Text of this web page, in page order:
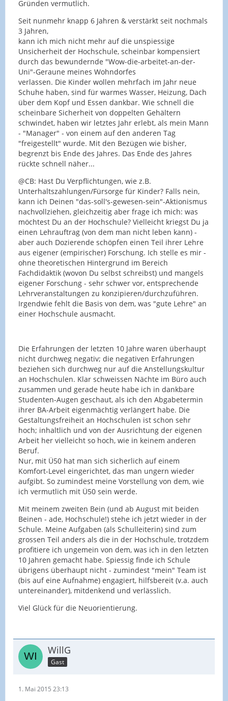
Gründen vermutlich.
Seit nunmehr knapp 6 Jahren & verstärkt seit nochmals
3 Jahren,
kann ich mich nicht mehr auf die unspiessige
Unsicherheit der Hochschule, scheinbar kompensiert
durch das bewundernde "Wow-die-arbeitet-an-der-
Uni"-Geraune meines Wohndorfes
verlassen. Die Kinder wollen mehrfach im Jahr neue
Schuhe haben, sind für warmes Wasser, Heizung, Dach
über dem Kopf und Essen dankbar. Wie schnell die
scheinbare Sicherheit von doppelten Gehältern
schwindet, haben wir letztes Jahr erlebt, als mein Mann
- "Manager" - von einem auf den anderen Tag
"freigestellt" wurde. Mit den Bezügen wie bisher,
begrenzt bis Ende des Jahres. Das Ende des Jahres
rückte schnell näher...
@CB: Hast Du Verpflichtungen, wie z.B.
Unterhaltszahlungen/Fürsorge für Kinder? Falls nein,
kann ich Deinen "das-soll's-gewesen-sein"-Aktionismus
nachvollziehen, gleichzeitig aber frage ich mich: was
möchtest Du an der Hochschule? Vielleicht kriegst Du ja
einen Lehrauftrag (von dem man nicht leben kann) -
aber auch Dozierende schöpfen einen Teil ihrer Lehre
aus eigener (empirischer) Forschung. Ich stelle es mir -
ohne theoretischen Hintergrund im Bereich
Fachdidaktik (wovon Du selbst schreibst) und mangels
eigener Forschung - sehr schwer vor, entsprechende
Lehrveranstaltungen zu konzipieren/durchzuführen.
Irgendwie fehlt die Basis von dem, was "gute Lehre" an
einer Hochschule ausmacht.
Die Erfahrungen der letzten 10 Jahre waren überhaupt
nicht durchweg negativ; die negativen Erfahrungen
beziehen sich durchweg nur auf die Anstellungskultur
an Hochschulen. Klar schweissen Nächte im Büro auch
zusammen und gerade heute habe ich in dankbare
Studenten-Augen geschaut, als ich den Abgabetermin
ihrer BA-Arbeit eigenmächtig verlängert habe. Die
Gestaltungsfreiheit an Hochschulen ist schon sehr
hoch; inhaltlich und von der Ausrichtung der eigenen
Arbeit her vielleicht so hoch, wie in keinem anderen
Beruf.
Nur, mit Ü50 hat man sich sicherlich auf einem
Komfort-Level eingerichtet, das man ungern wieder
aufgibt. So zumindest meine Vorstellung von dem, wie
ich vermutlich mit Ü50 sein werde.
Mit meinem zweiten Bein (und ab August mit beiden
Beinen - ade, Hochschule!) stehe ich jetzt wieder in der
Schule. Meine Aufgaben (als Schulleiterin) sind zum
grossen Teil anders als die in der Hochschule, trotzdem
profitiere ich ungemein von dem, was ich in den letzten
10 Jahren gemacht habe. Spiessig finde ich Schule
übrigens überhaupt nicht - zumindest "mein" Team ist
(bis auf eine Aufnahme) engagiert, hilfsbereit (v.a. auch
untereinander), mitdenkend und verlässlich.
Viel Glück für die Neuorientierung.
WillG
Gast
1. Mai 2015 23:13